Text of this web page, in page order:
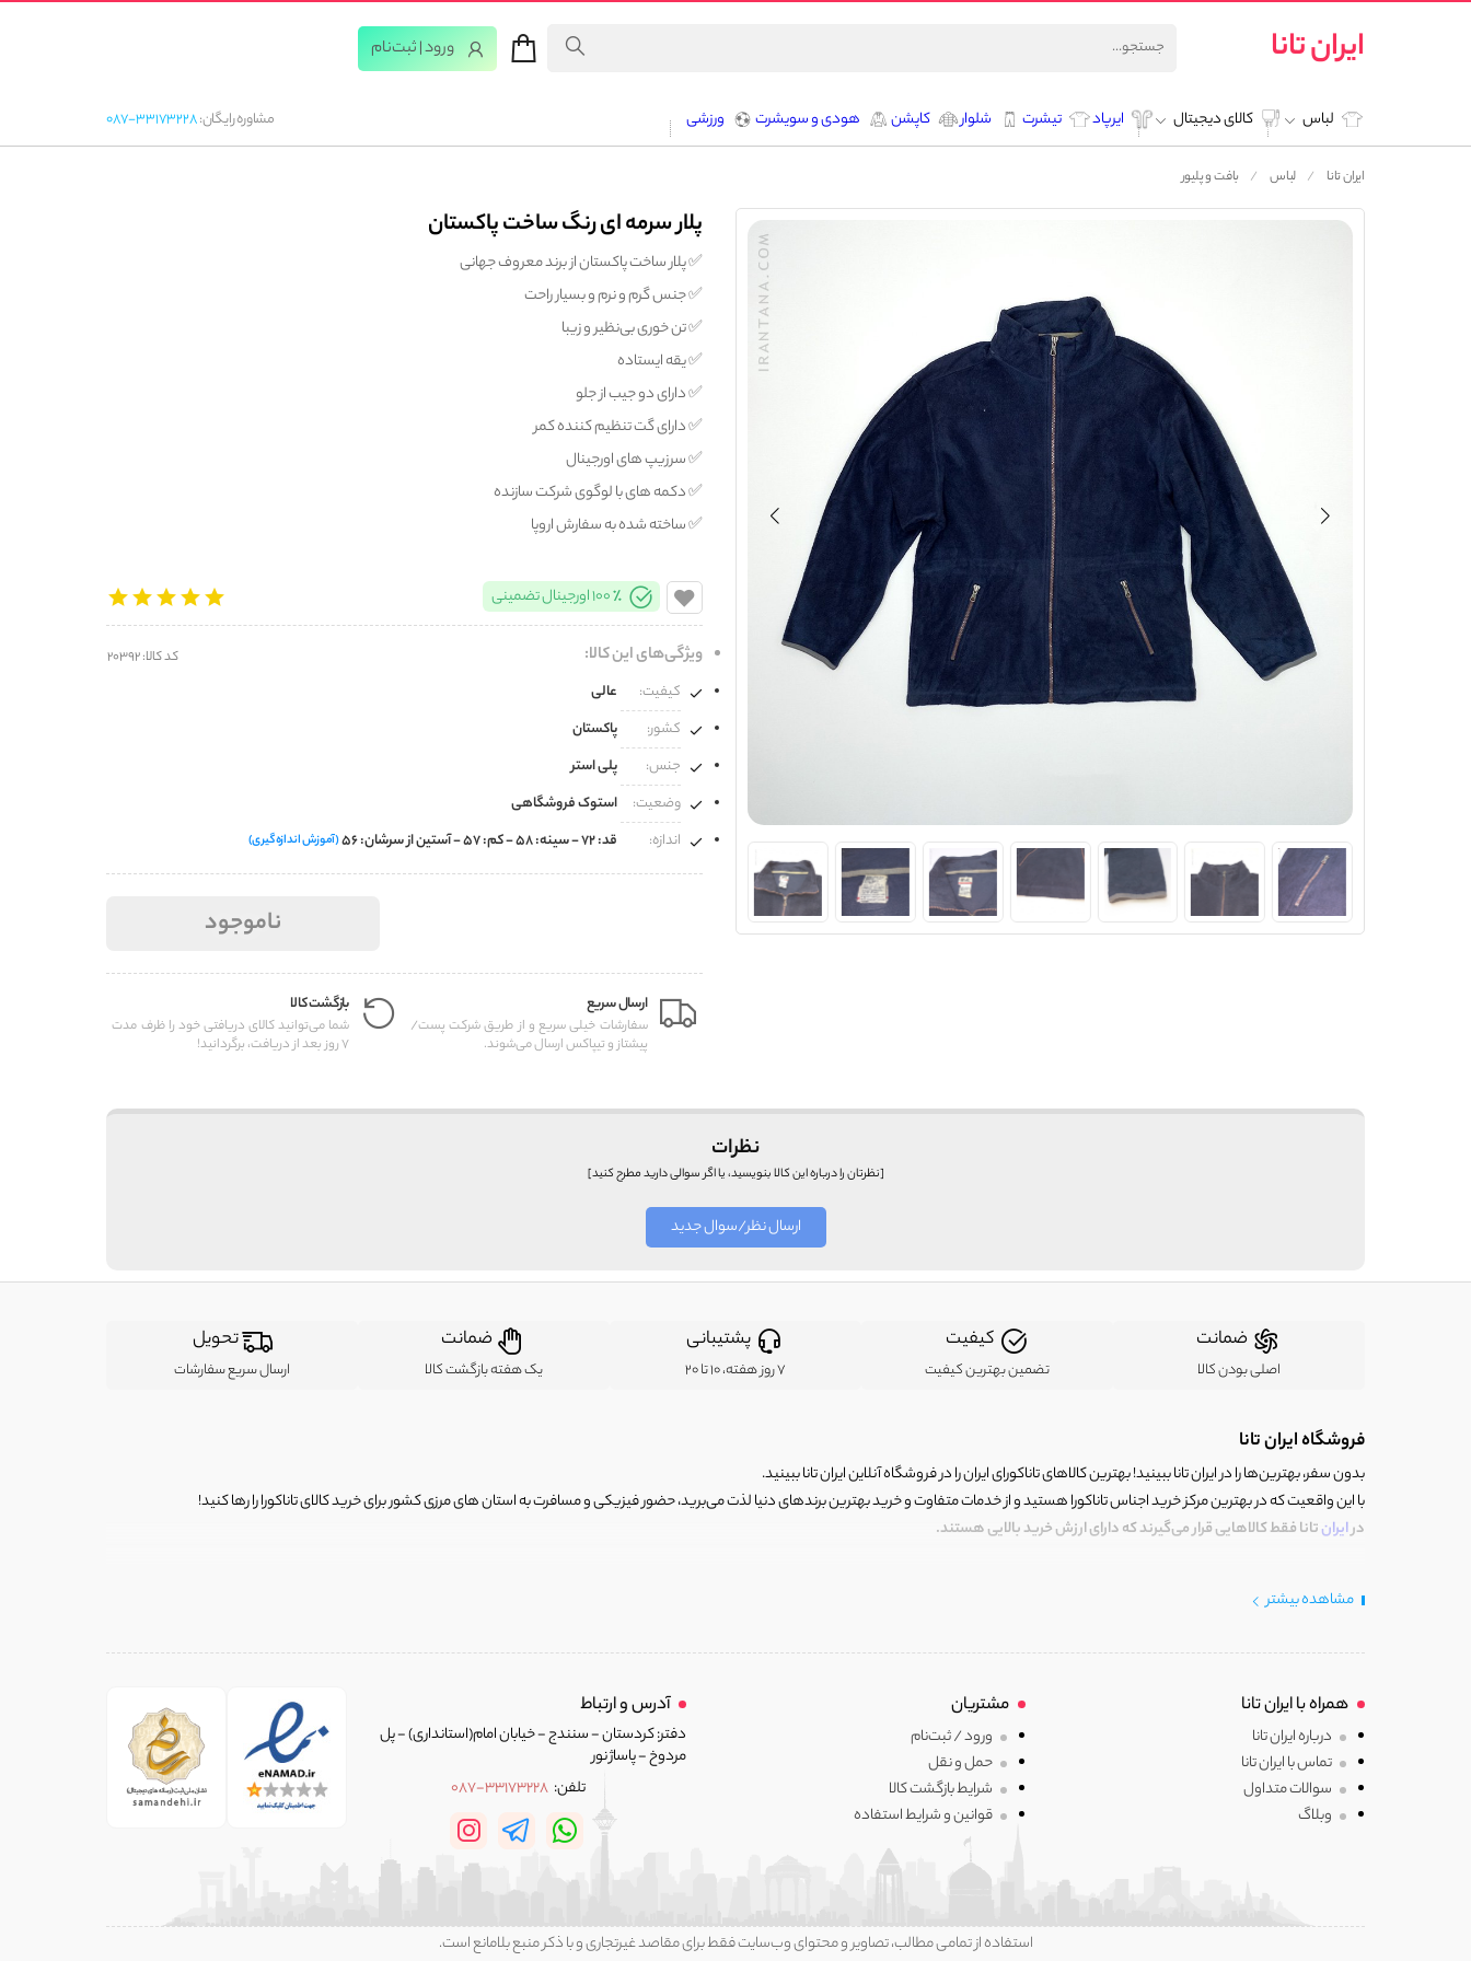
ایران تانا ورود | ثبت‌‌نام
لباس کالای دیجیتال ایرپاد تیشرت شلوار کاپشن هودی و سویشرت ورزشی مشاوره رایگان:087-33173228
ایران تانا لباس بافت و پلیور
پلار سرمه ای رنگ ساخت پاکستان
✅️ پلار ساخت پاکستان از برند معروف جهانی
✅️ جنس گرم و نرم و بسیار راحت
✅️ تن خوری بی‌نظیر و زیبا
✅️ یقه ایستاده
✅️ دارای دو جیب از جلو
✅️ دارای گت تنظیم کننده کمر
✅️ سرزیپ های اورجینال
✅️ دکمه های با لوگوی شرکت سازنده
✅️ ساخته شده به سفارش اروپا
100% اورجینال تضمینی
ویژگی‌های این کالا: کد کالا: 20392
کیفیت:
عالی
کشور:
پاکستان
جنس:
پلی استر
وضعیت:
استوک فروشگاهی
اندازه:
قد: 72 - سینه: 58 - کم: 57 - آستین از سرشان: 56 (آموزش اندازه‌گیری)
ناموجود
ارسال سریع
سفارشات خیلی سریع و از طریق شرکت پست/
پیشتاز و تیپاکس ارسال می‌شوند.
بازگشت کالا
شما می‌توانید کالای دریافتی خود را ظرف مدت
7 روز بعد از دریافت، برگردانید!
نظرات
[نظرتان را درباره این کالا بنویسید، یا اگر سوالی دارید مطرح کنید]
ارسال نظر/سوال جدید
ضمانت
اصلی بودن کالا
کیفیت
تضمین بهترین کیفیت
پشتیبانی
7 روز هفته، 10 تا 20
ضمانت
یک هفته بازگشت کالا
تحویل
ارسال سریع سفارشات
فروشگاه ایران تانا
بدون سفر، بهترین‌ها را در ایران تانا ببینید! بهترین کالاهای تاناکورای ایران را در فروشگاه آنلاین ایران تانا ببینید.
با این واقعیت که در بهترین مرکز خرید اجناس تاناکورا هستید و از خدمات متفاوت و خرید بهترین برندهای دنیا لذت می‌برید، حضور فیزیکی و مسافرت به استان های مرزی کشور برای خرید کالای تاناکورا را رها کنید!
درایرانتانا فقط کالاهایی قرار می‌گیرند که دارای ارزش خرید بالایی هستند.
تاناکورا است که با دقت و وسواسی بالا انتخاب و دستچین شده‌اند.
ایران تانا(مرکز تاناکورای ایران) مجموعه‌ای از کالاهای متعلق به بهترین برندهای دنیا از جمله آدیداس، نایک، پوما، ریباک و... است. هر کالایی که در اینجا با شرایط خاصی انتخاب می‌شود و ما اجناس را با ارائه عکس‌های دقیق و
توضیحات کامل به شما نمایش خواهیم داد و در تصمیم گیری آگاهانه به شما کمک می‌کنیم.
ایران تانا پر از سبک و برندهای منحصربفرد است که در ایران وجود ندارند یا حداقل با قیمت های بسیار بالا باید آنها را تهیه کنید!
ما معتقدیم که با کالاهای منتخب، تضمین اصالت کالا، قیمت فوق العاده، تضمین بازگشت، خریدی بی‌نظیر برای شما رقم خواهیم زد، همین امروز با مرور وب سایت ایران تانا تفاوت را احساس کنید!
ایران تانا گنجینه‌ای از کالاهای با کیفیت تاناکورار است که به صورت دستچین انتخاب شده‌اند.
ما می دانیم که خرید اینترنتی لباس، گاهی اوقات می تواند به دلایلی مانند تفاوت در جنس، رنگ یا اندازه تا حدی مشکل‌زا باشد! به همین دلیل ما یک خط مشی بازگشت کالا(مرجوعی) بدون دردسر و قید و شرط در نظر گرفته‌ایم. ما از
ابتدا تلاش کرده ایم که روند کلی فروشگاه از زمان تهیه کالاها، آماده‌سازی، عکسبرداری، توضیح نویسی، مشاوره، بسته بندی، ارسال و پشتیبانی با در نظر گرفتن استانداردهای لازم و وسواسی صورت بگیرید تا شما از خرید خود
مشاهده بیشتر
همراه با ایران تانا
درباره ایران تانا
تماس با ایران تانا
سوالات متداول
وبلاگ
مشتریان
ورود / ثبت‌نام
حمل و نقل
شرایط بازگشت کالا
قوانین و شرایط استفاده
آدرس و ارتباط
دفتر: کردستان - سنندج - خیابان امام(استانداری) - پل
مردوخ - پاساژ نور
تلفن: 087-33173228
استفاده از تمامی مطالب، تصاویر و محتوای وب‌سايت فقط برای مقاصد غیرتجاری و با ذکر منبع بلامانع است.